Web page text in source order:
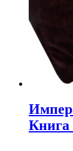
Книга